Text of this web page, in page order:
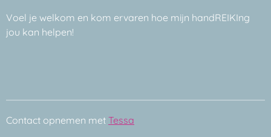
Voel je welkom en kom ervaren hoe mijn handREIKIng
jou kan helpen!
Contact opnemen met Tessa